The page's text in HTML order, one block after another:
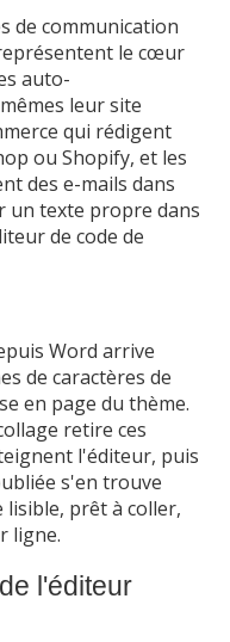
de communication
le cœur
auto-
leur site
qui rédigent
ou Shopify, et les
des e-mails dans
un texte propre dans
de code de
Word arrive
de caractères de
en page du thème.
retire ces
l'éditeur, puis
s'en trouve
lisible, prêt à coller,
ligne.
l'éditeur